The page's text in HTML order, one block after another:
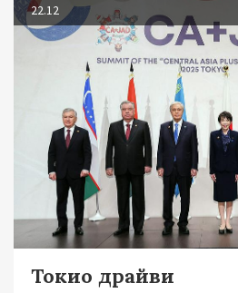
22.12
Токио драйви